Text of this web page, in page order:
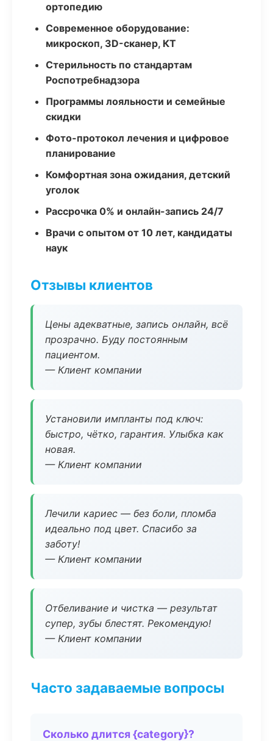
ортопедию
Современное оборудование:
микроскоп, 3D-сканер, КТ
Стерильность по стандартам
Роспотребнадзора
Программы лояльности и семейные
скидки
Фото-протокол лечения и цифровое
планирование
Комфортная зона ожидания, детский
уголок
Рассрочка 0% и онлайн-запись 24/7
Врачи с опытом от 10 лет, кандидаты
наук
Отзывы клиентов
Цены адекватные, запись онлайн, всё
прозрачно. Буду постоянным
пациентом.
— Клиент компании
Установили импланты под ключ:
быстро, чётко, гарантия. Улыбка как
новая.
— Клиент компании
Лечили кариес — без боли, пломба
идеально под цвет. Спасибо за
заботу!
— Клиент компании
Отбеливание и чистка — результат
супер, зубы блестят. Рекомендую!
— Клиент компании
Часто задаваемые вопросы
Сколько длится {category}?